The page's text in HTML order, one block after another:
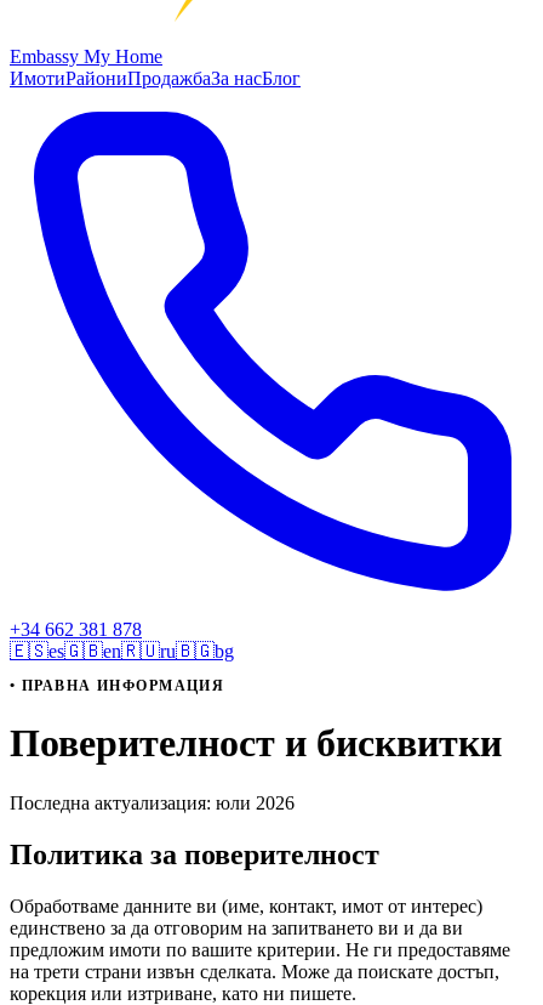
Embassy My Home
ИмотиРайониПродажбаЗа насБлог
+34 662 381 878
🇪🇸es🇬🇧en🇷🇺ru🇧🇬bg
ПРАВНА ИНФОРМАЦИЯ
Поверителност и бисквитки
Последна актуализация: юли 2026
Политика за поверителност
Обработваме данните ви (име, контакт, имот от интерес)
единствено за да отговорим на запитването ви и да ви
предложим имоти по вашите критерии. Не ги предоставяме
на трети страни извън сделката. Може да поискате достъп,
корекция или изтриване, като ни пишете.